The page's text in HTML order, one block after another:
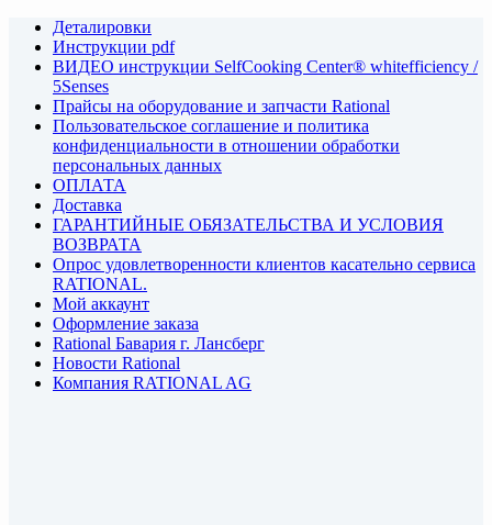
Деталировки
Инструкции pdf
ВИДЕО инструкции SelfCooking Center® whitefficiency /
5Senses
Прайсы на оборудование и запчасти Rational
Пользовательское соглашение и политика
конфиденциальности в отношении обработки
персональных данных
ОПЛАТА
Доставка
ГАРАНТИЙНЫЕ ОБЯЗАТЕЛЬСТВА И УСЛОВИЯ
ВОЗВРАТА
Опрос удовлетворенности клиентов касательно сервиса
RATIONAL.
Мой аккаунт
Оформление заказа
Rational Бавария г. Лансберг
Новости Rational
Компания RATIONAL AG